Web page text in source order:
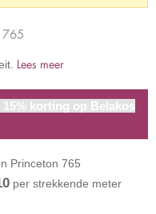
765
Lees meer
korting op Belakos
Princeton 765
per strekkende meter